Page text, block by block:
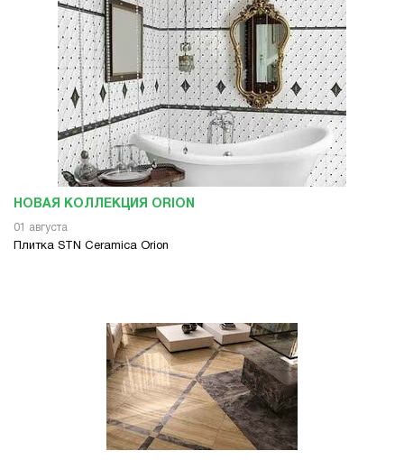
НОВАЯ КОЛЛЕКЦИЯ ORION
01 августа
Плитка STN Ceramica Orion